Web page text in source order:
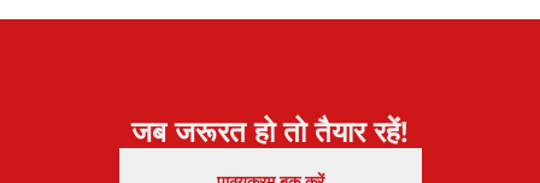
जब जरूरत हो तो तैयार रहें!